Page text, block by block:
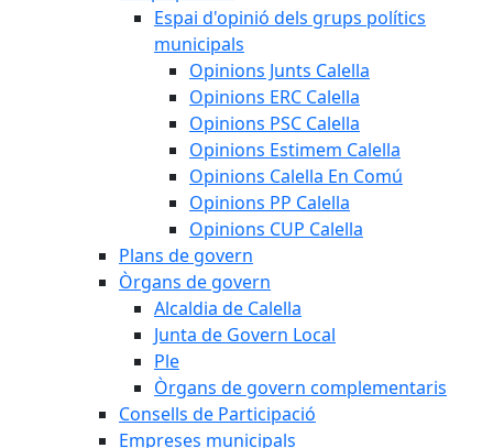
Espai d'opinió dels grups polítics
municipals
Opinions Junts Calella
Opinions ERC Calella
Opinions PSC Calella
Opinions Estimem Calella
Opinions Calella En Comú
Opinions PP Calella
Opinions CUP Calella
Plans de govern
Òrgans de govern
Alcaldia de Calella
Junta de Govern Local
Ple
Òrgans de govern complementaris
Consells de Participació
Empreses municipals